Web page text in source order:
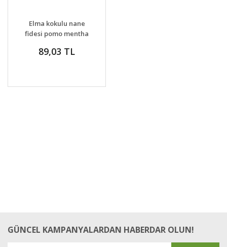
DETAYLAR
VER
Elma kokulu nane
fidesi pomo mentha
89,03 TL
GÜNCEL KAMPANYALARDAN HABERDAR OLUN!